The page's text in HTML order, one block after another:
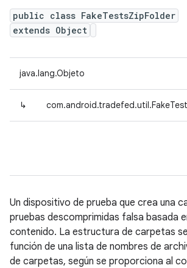
public class FakeTestsZipFolder
extends Object
java.lang.Objeto
↳
Un dispositivo de prueba que crea una
pruebas descomprimidas falsa basada
contenido. La estructura de carpetas
función de una lista de nombres de
de carpetas, según se proporciona al